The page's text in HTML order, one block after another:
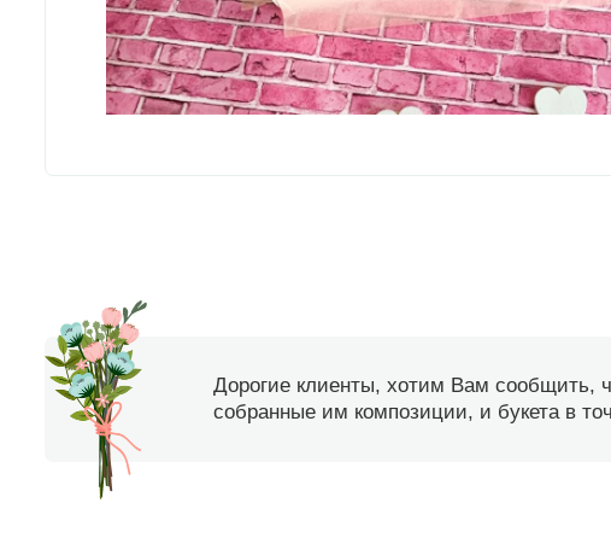
Дорогие клиенты, хотим Вам сообщить,
собранные им композиции, и букета в